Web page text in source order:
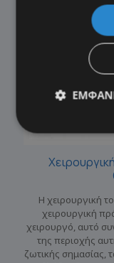
Η χειρουργική
χειρουργική
χειρουργό, αυτό
της περιοχής
ζωτικής σημασίας,